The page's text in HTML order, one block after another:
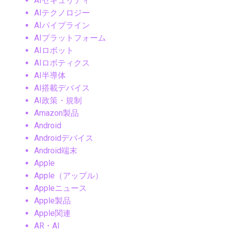
AIテクノロジー
AIパイプライン
AIプラットフォーム
AIロボット
AIロボティクス
AI半導体
AI搭載デバイス
AI政策・規制
Amazon製品
Android
Androidデバイス
Android端末
Apple
Apple（アップル）
Appleニュース
Apple製品
Apple関連
AR・AI